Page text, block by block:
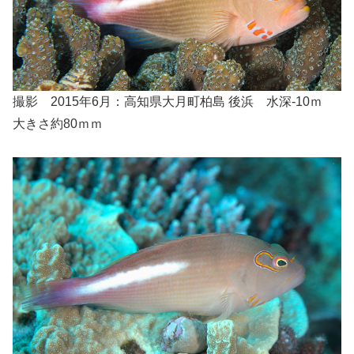
撮影 2015年6月：高知県大月町柏島 後浜 水深-10ｍ
大きさ約80ｍｍ